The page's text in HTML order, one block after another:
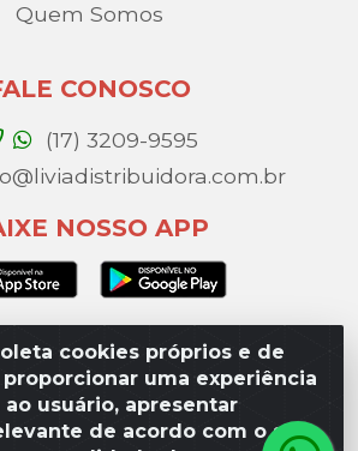
cookies próprios e de
uma experiência
usuário, apresentar
de acordo com o seu
Quem Somos
CONOSCO
(17) 3209-9595
NOSSO APP
- Av. Percy Gandini, 329 – Vila
do Rio Preto / SP - CEP 15077-
49.975.923/0003-10